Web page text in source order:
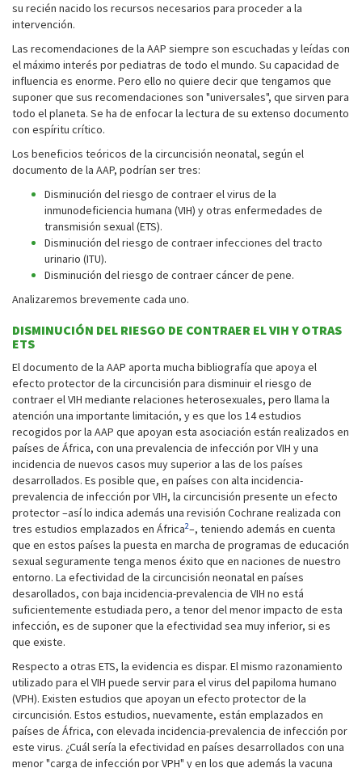
su recién nacido los recursos necesarios para proceder a la
intervención.
Las recomendaciones de la AAP siempre son escuchadas y leídas con
el máximo interés por pediatras de todo el mundo. Su capacidad de
influencia es enorme. Pero ello no quiere decir que tengamos que
suponer que sus recomendaciones son "universales", que sirven para
todo el planeta. Se ha de enfocar la lectura de su extenso documento
con espíritu crítico.
Los beneficios teóricos de la circuncisión neonatal, según el
documento de la AAP, podrían ser tres:
Disminución del riesgo de contraer el virus de la
inmunodeficiencia humana (VIH) y otras enfermedades de
transmisión sexual (ETS).
Disminución del riesgo de contraer infecciones del tracto
urinario (ITU).
Disminución del riesgo de contraer cáncer de pene.
Analizaremos brevemente cada uno.
DISMINUCIÓN DEL RIESGO DE CONTRAER EL VIH Y OTRAS
ETS
El documento de la AAP aporta mucha bibliografía que apoya el
efecto protector de la circuncisión para disminuir el riesgo de
contraer el VIH mediante relaciones heterosexuales, pero llama la
atención una importante limitación, y es que los 14 estudios
recogidos por la AAP que apoyan esta asociación están realizados en
países de África, con una prevalencia de infección por VIH y una
incidencia de nuevos casos muy superior a las de los países
desarrollados. Es posible que, en países con alta incidencia-
prevalencia de infección por VIH, la circuncisión presente un efecto
protector –así lo indica además una revisión Cochrane realizada con
tres estudios emplazados en África2–, teniendo además en cuenta
que en estos países la puesta en marcha de programas de educación
sexual seguramente tenga menos éxito que en naciones de nuestro
entorno. La efectividad de la circuncisión neonatal en países
desarollados, con baja incidencia-prevalencia de VIH no está
suficientemente estudiada pero, a tenor del menor impacto de esta
infección, es de suponer que la efectividad sea muy inferior, si es
que existe.
Respecto a otras ETS, la evidencia es dispar. El mismo razonamiento
utilizado para el VIH puede servir para el virus del papiloma humano
(VPH). Existen estudios que apoyan un efecto protector de la
circuncisión. Estos estudios, nuevamente, están emplazados en
países de África, con elevada incidencia-prevalencia de infección por
este virus. ¿Cuál sería la efectividad en países desarrollados con una
menor "carga de infección por VPH" y en los que además la vacuna